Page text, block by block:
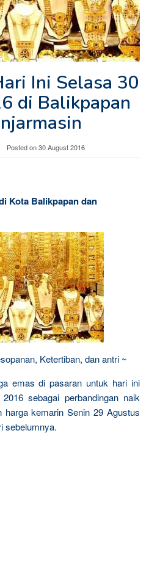
Ini Selasa 30
di Balikpapan
Posted on30 August 2016
Kota Balikpapan dan
Ketertiban, dan antri ~
emas di pasaran untuk hari ini
sebagai perbandingan naik
harga kemarin Senin 29 Agustus
sebelumnya.